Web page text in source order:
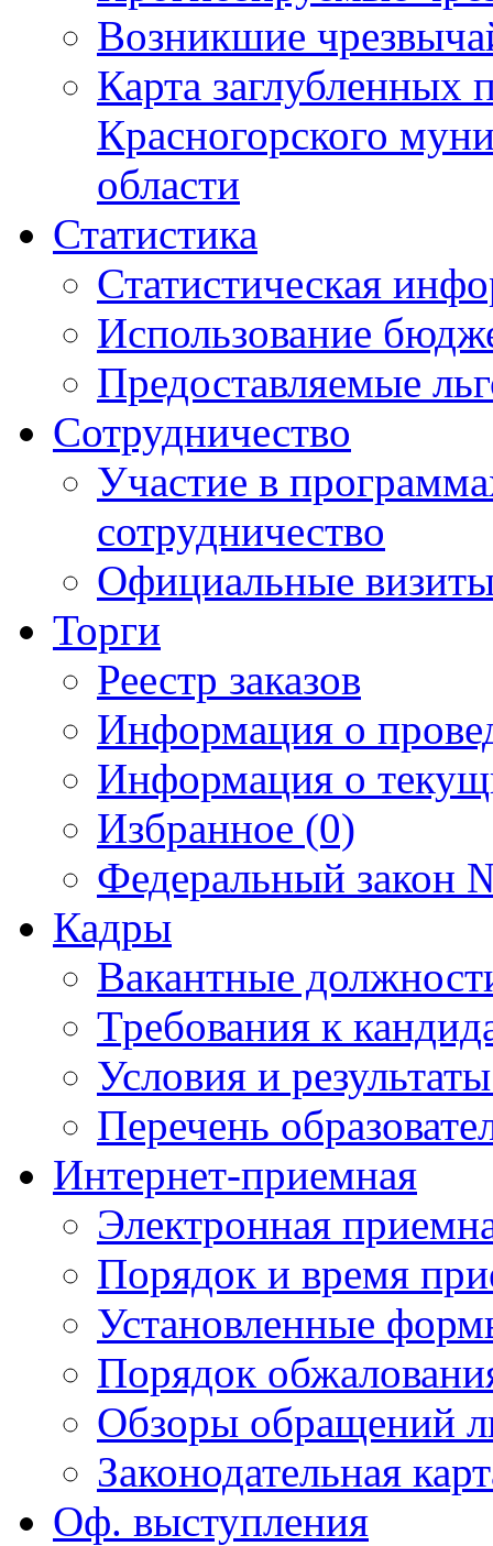
Возникшие
Карта
Красногорского
области
Статистика
Статистическая
Использование
Предоставляемые
Сотрудничество
Участие в
сотрудничество
Официальные
Торги
Реестр заказов
Информация о
Информация о
Избранное (0)
Федеральный закон
Кадры
Вакантные
Требования к
Условия и
Перечень
Интернет-приемная
Электронная
Порядок и время
Установленные
Порядок
Обзоры обращений
Законодательная
Оф. выступления